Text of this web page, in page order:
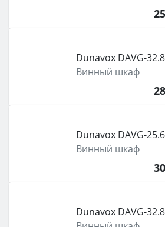
Dunavox DAVG-
Винный шкаф
Dunavox DAVG-
Винный шкаф
Dunavox DAVG-